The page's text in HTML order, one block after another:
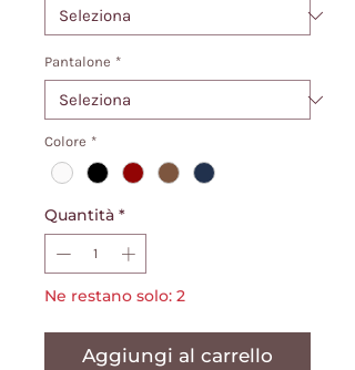
Pantalone *
Colore *
Quantità *
Ne restano solo: 2
Aggiungi al carrello